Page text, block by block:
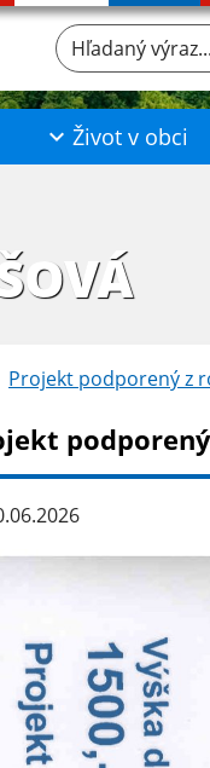
Hľadaný výraz...
Život v obci
Projekt podporený z